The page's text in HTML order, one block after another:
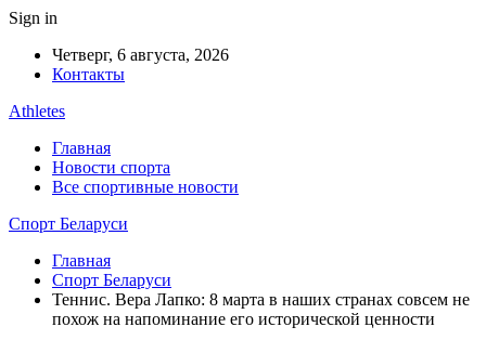
Sign in
Четверг, 6 августа, 2026
Контакты
Athletes
Главная
Новости спорта
Все спортивные новости
Спорт Беларуси
Главная
Спорт Беларуси
Теннис. Вера Лапко: 8 марта в наших странах совсем не
похож на напоминание его исторической ценности